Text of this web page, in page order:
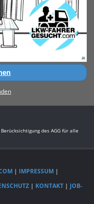
des AGG für alle
| IMPRESSUM |
| KONTAKT | JOB-